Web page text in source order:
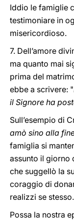
Iddio le famiglie
testimoniare in
misericordioso.
7. Dell’amore
ma quanto mai
prima del
ebbe a scrivere: "
il Signore ha
Sull’esempio di
amò sino alla
famiglia si
assunto il giorno
che suggellò la
coraggio di
realizzi se stesso.
Possa la nostra